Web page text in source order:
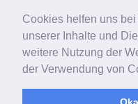
Cookies helfen uns
unserer Inhalte und
weitere Nutzung der
der Verwendung von